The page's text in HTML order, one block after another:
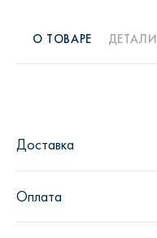
О ТОВАРЕ ДЕТАЛИ
Доставка
Оплата